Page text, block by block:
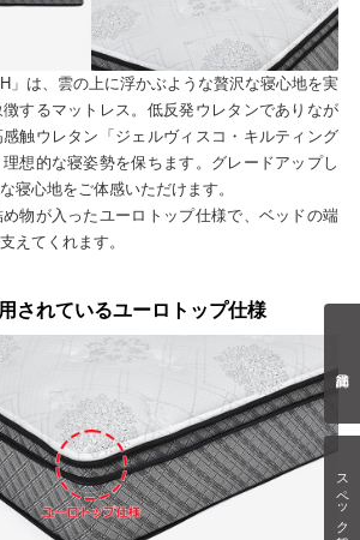
スペック情報
」は、雲の上に浮かぶような贅沢な寝心地を実
するマットレス。低反発ウレタンでありなが
触ウレタン「ジェルヴィスコ・キルティング
想的な寝姿勢を保ちます。グレードアップし
寝心地をご体感いただけます。
物が入ったユーロトップ仕様で、ベッドの端
えてくれます。
されているユーロトップ仕様